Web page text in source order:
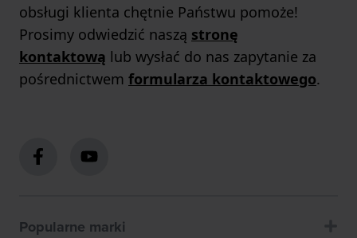
obsługi klienta chętnie Państwu pomoże!
Prosimy odwiedzić naszą stronę
kontaktową lub wysłać do nas zapytanie za
pośrednictwem formularza kontaktowego.
Popularne marki